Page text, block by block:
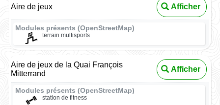
Aire de jeux Afficher
Modules présents (OpenStreetMap)
terrain multisports
Aire de jeux de la Quai François
Mitterrand
Afficher
Modules présents (OpenStreetMap)
station de fitness